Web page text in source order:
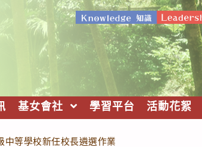
基女會社 學習平台 活動花絮
中等學校新任校長遴選作業